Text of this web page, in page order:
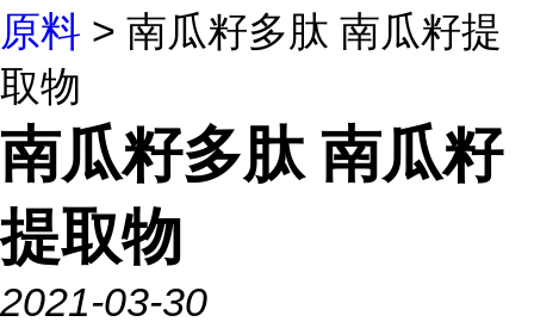
原料 > 南瓜籽多肽 南瓜籽提
取物
南瓜籽多肽 南瓜籽
提取物
2021-03-30